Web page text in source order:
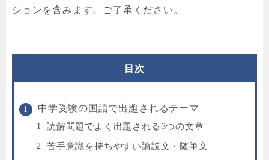
ションを含みます。ご了承ください。
目次
中学受験の国語で出題されるテーマ
読解問題でよく出題される3つの文章
苦手意識を持ちやすい論説文・随筆文